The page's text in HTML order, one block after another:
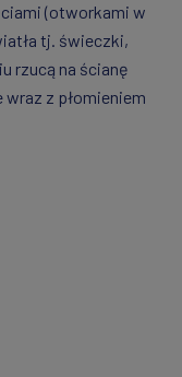
(otworkami w
tj. świeczki,
rzucą na ścianę
z płomieniem